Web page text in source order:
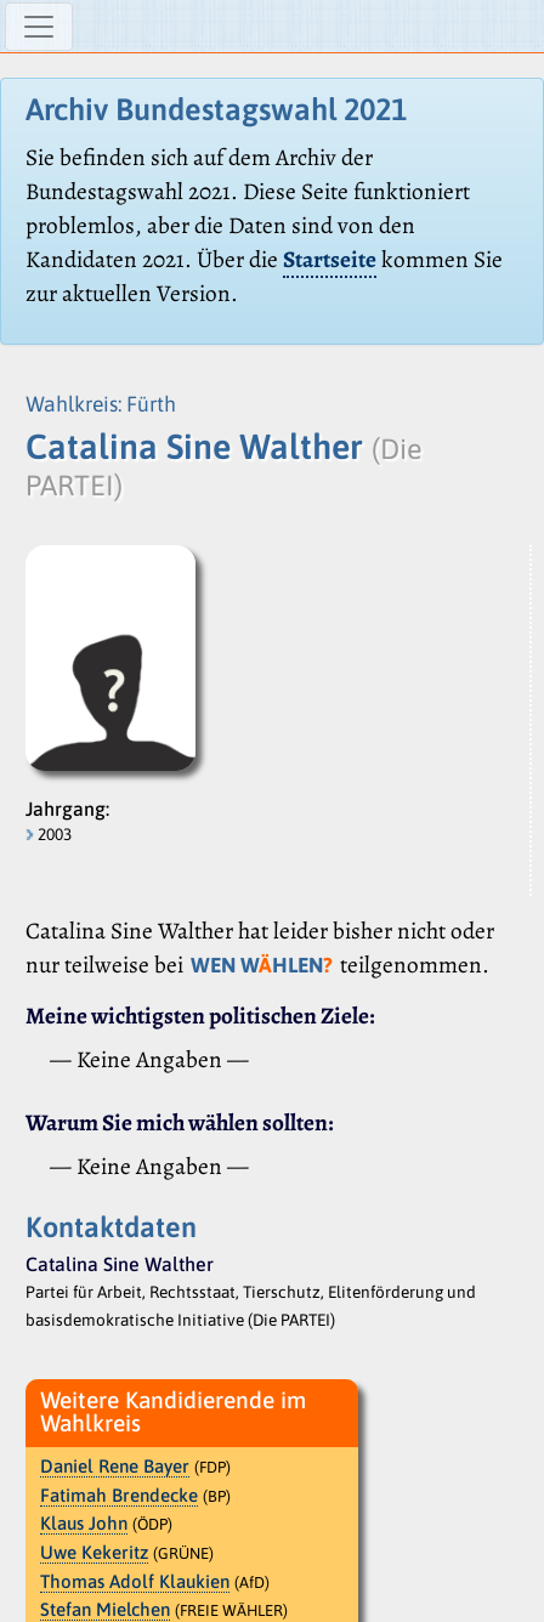
Archiv Bundestagswahl 2021
Sie befinden sich auf dem Archiv der
Bundestagswahl 2021. Diese Seite funktioniert
problemlos, aber die Daten sind von den
Kandidaten 2021. Über dieStartseitekommen Sie
zur aktuellen Version.
Wahlkreis: Fürth
Catalina Sine Walther (Die
PARTEI)
Jahrgang:
2003
Catalina Sine Walther hat leider bisher nicht oder
nur teilweise bei WEN WÄHLEN? teilgenommen.
Meine wichtigsten politischen Ziele:
— Keine Angaben —
Warum Sie mich wählen sollten:
— Keine Angaben —
Kontaktdaten
Catalina Sine Walther
Partei für Arbeit, Rechtsstaat, Tierschutz, Elitenförderung und
basisdemokratische Initiative (Die PARTEI)
Weitere Kandidierende im
Wahlkreis
Daniel Rene Bayer (FDP)
Fatimah Brendecke (BP)
Klaus John (ÖDP)
Uwe Kekeritz (GRÜNE)
Thomas Adolf Klaukien (AfD)
Stefan Mielchen (FREIE WÄHLER)